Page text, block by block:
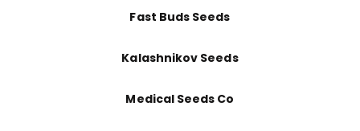
Fast Buds Seeds
Kalashnikov Seeds
Medical Seeds Co